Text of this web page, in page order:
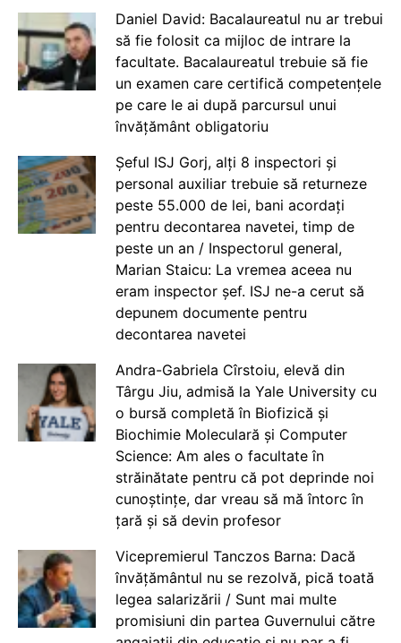
Daniel David: Bacalaureatul nu ar trebui
să fie folosit ca mijloc de intrare la
facultate. Bacalaureatul trebuie să fie
un examen care certifică competențele
pe care le ai după parcursul unui
învățământ obligatoriu
Șeful ISJ Gorj, alți 8 inspectori și
personal auxiliar trebuie să returneze
peste 55.000 de lei, bani acordați
pentru decontarea navetei, timp de
peste un an / Inspectorul general,
Marian Staicu: La vremea aceea nu
eram inspector șef. ISJ ne-a cerut să
depunem documente pentru
decontarea navetei
Andra-Gabriela Cîrstoiu, elevă din
Târgu Jiu, admisă la Yale University cu
o bursă completă în Biofizică și
Biochimie Moleculară și Computer
Science: Am ales o facultate în
străinătate pentru că pot deprinde noi
cunoștințe, dar vreau să mă întorc în
țară și să devin profesor
Vicepremierul Tanczos Barna: Dacă
învățământul nu se rezolvă, pică toată
legea salarizării / Sunt mai multe
promisiuni din partea Guvernului către